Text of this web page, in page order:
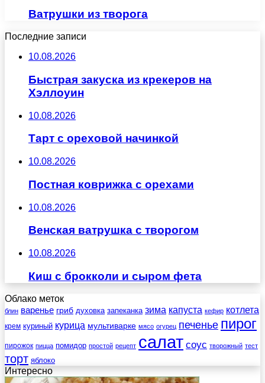
Ватрушки из творога
Последние записи
10.08.2026
Быстрая закуска из крекеров на
Хэллоуин
10.08.2026
Тарт с ореховой начинкой
10.08.2026
Постная коврижка с орехами
10.08.2026
Венская ватрушка с творогом
10.08.2026
Киш с брокколи и сыром фета
Облако меток
блин варенье гриб духовка запеканка зима капуста кефир котлета
крем куриный курица мультиварке мясо огурец печенье пирог
пирожок пицца помидор простой рецепт салат соус творожный тест
торт яблоко
Интересно